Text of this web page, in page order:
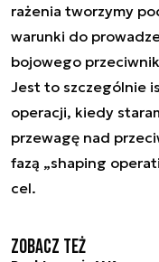
rażenia tworzymy
warunki do
bojowego
Jest to szczególnie
operacji, kiedy
przewagę nad
fazą „shaping
cel.
Zobacz też